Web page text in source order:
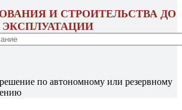
И СТРОИТЕЛЬСТВА ДО
ЭКСПЛУАТАЦИИ
по автономному или резервному